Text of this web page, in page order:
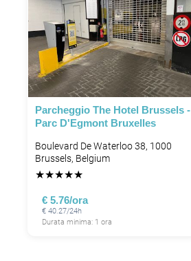
Parcheggio The Hotel Brussels -
Parc D'Egmont Bruxelles
Boulevard De Waterloo 38, 1000
Brussels, Belgium
★★★★★
€ 5.76/ora
€ 40.27/24h
Durata minima: 1 ora